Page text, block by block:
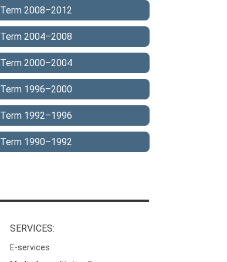
Term 2008–2012
Term 2004–2008
Term 2000–2004
Term 1996–2000
Term 1992–1996
Term 1990–1992
SERVICES:
E-services